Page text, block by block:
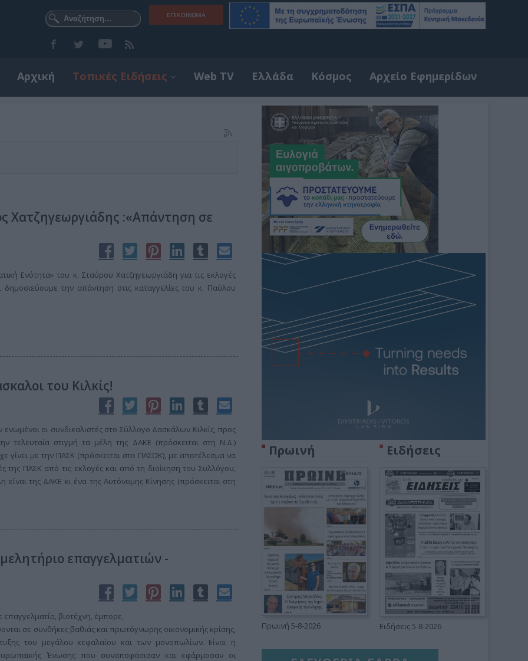
ΕΠΙΚΟΙΝΩΝΊΑ
Αρχική Τοπικές Ειδήσεις Web TV Ελλάδα Κόσμος Αρχείο Εφημερίδων
Χατζηγεωργιάδης :«Απάντηση σε
Ενότητα» του κ. Σταύρου Χατζηγεωργιάδη για τις εκλογές
δημοσιεύουμε την απάντηση στις καταγγελίες του κ. Παύλου
του Κιλκίς!
οι συνδικαλιστές στο Σύλλογο Δασκάλων Κιλκίς, προς
τελευταία στιγμή τα μέλη της ΔΑΚΕ (πρόσκειται στη Ν.Δ.)
γίνει με την ΠΑΣΚ (πρόσκειται στο ΠΑΣΟΚ), με αποτέλεσμα να
της ΠΑΣΚ από τις εκλογές και από τη διοίκηση του Συλλόγου,
της ΔΑΚΕ κι ένα της Αυτόνομης Κίνησης (πρόσκειται στη
επαγγελματιών -
βιοτέχνη, έμπορε,
σε συνθήκες βαθιάς και πρωτόγνωρης οικονομικής κρίσης,
του μεγάλου κεφαλαίου και των μονοπωλίων. Είναι η
Ένωσης που συναποφάσισαν και εφάρμοσαν οι
Πρωινή
Πρωινή 5-8-2026
Ειδήσεις
Ειδήσεις 5-8-2026